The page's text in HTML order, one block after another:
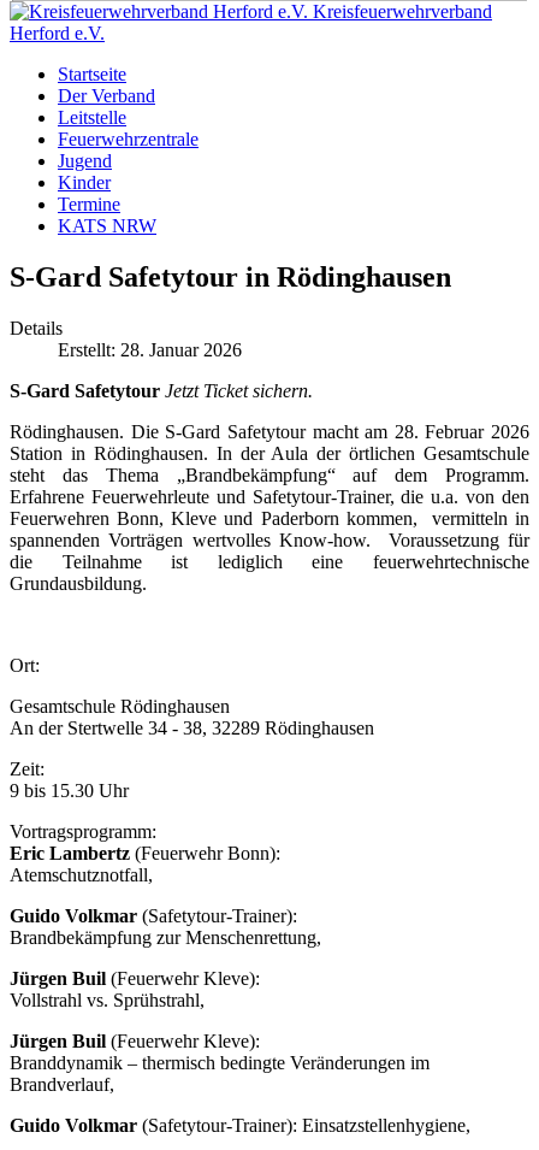
Kreisfeuerwehrverband
Herford e.V.
Startseite
Der Verband
Leitstelle
Feuerwehrzentrale
Jugend
Kinder
Termine
KATS NRW
S-Gard Safetytour in Rödinghausen
Details
Erstellt: 28. Januar 2026
S-Gard Safetytour Jetzt Ticket sichern.
Rödinghausen. Die S-Gard Safetytour macht am 28. Februar 2026
Station in Rödinghausen. In der Aula der örtlichen Gesamtschule
steht das Thema „Brandbekämpfung“ auf dem Programm.
Erfahrene Feuerwehrleute und Safetytour-Trainer, die u.a. von den
Feuerwehren Bonn, Kleve und Paderborn kommen, vermitteln in
spannenden Vorträgen wertvolles Know-how. Voraussetzung für
die Teilnahme ist lediglich eine feuerwehrtechnische
Grundausbildung.
Ort:
Gesamtschule Rödinghausen
An der Stertwelle 34 - 38, 32289 Rödinghausen
Zeit:
9 bis 15.30 Uhr
Vortragsprogramm:
Eric Lambertz (Feuerwehr Bonn):
Atemschutznotfall,
Guido Volkmar (Safetytour-Trainer):
Brandbekämpfung zur Menschenrettung,
Jürgen Buil (Feuerwehr Kleve):
Vollstrahl vs. Sprühstrahl,
Jürgen Buil (Feuerwehr Kleve):
Branddynamik – thermisch bedingte Veränderungen im
Brandverlauf,
Guido Volkmar (Safetytour-Trainer): Einsatzstellenhygiene,